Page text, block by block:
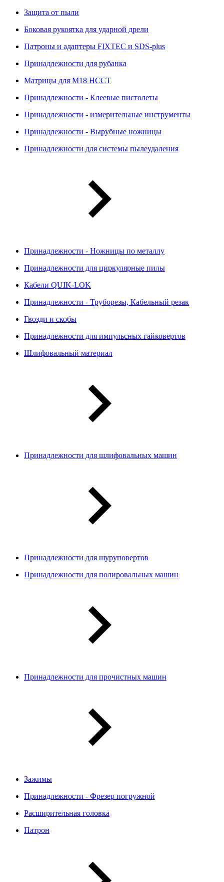
Защита от пыли
Боковая рукоятка для ударной дрели
Патроны и адаптеры FIXTEC и SDS-plus
Принадлежности для рубанка
Матрицы для M18 HCCT
Принадлежности - Клеевые пистолеты
Принадлежности - измерительные инструменты
Принадлежности - Вырубные ножницы
Принадлежности для системы пылеудаления
Принадлежности - Ножницы по металлу
Принадлежности для циркулярные пилы
Кабели QUIK-LOK
Принадлежности - Труборезы, Кабельный резак
Гвозди и скобы
Принадлежности для импульсных гайковертов
Шлифовальный материал
Принадлежности для шлифовальных машин
Принадлежности для шуруповертов
Принадлежности для полировальных машин
Принадлежности для прочистных машин
Зажимы
Принадлежности - Фрезер погружной
Расширительная головка
Патрон